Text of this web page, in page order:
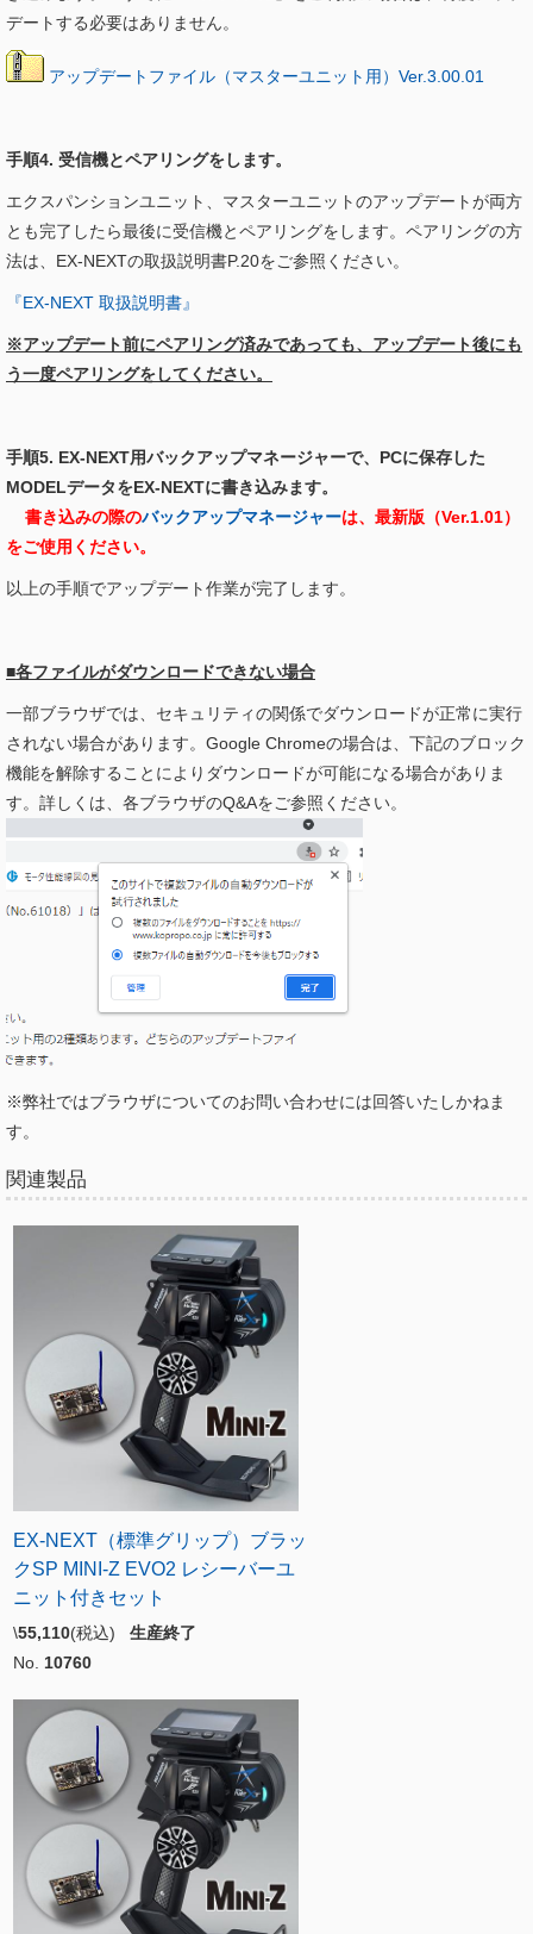
デートする必要はありません。
アップデートファイル（マスターユニット用）Ver.3.00.01
手順4. 受信機とペアリングをします。
エクスパンションユニット、マスターユニットのアップデートが両方
とも完了したら最後に受信機とペアリングをします。ペアリングの方
法は、EX-NEXTの取扱説明書P.20をご参照ください。
『EX-NEXT 取扱説明書』
※アップデート前にペアリング済みであっても、アップデート後にも
う一度ペアリングをしてください。
手順5. EX-NEXT用バックアップマネージャーで、PCに保存した
MODELデータをEX-NEXTに書き込みます。
書き込みの際のバックアップマネージャーは、最新版（Ver.1.01）
をご使用ください。
以上の手順でアップデート作業が完了します。
■各ファイルがダウンロードできない場合
一部ブラウザでは、セキュリティの関係でダウンロードが正常に実行
されない場合があります。Google Chromeの場合は、下記のブロック
機能を解除することによりダウンロードが可能になる場合がありま
す。詳しくは、各ブラウザのQ&Aをご参照ください。
※弊社ではブラウザについてのお問い合わせには回答いたしかねま
す。
関連製品
EX-NEXT（標準グリップ）ブラッ
クSP MINI-Z EVO2 レシーバーユ
ニット付きセット
\55,110(税込) 生産終了
No. 10760